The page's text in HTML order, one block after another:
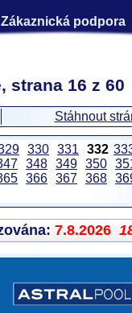
Zákaznická podpora
strana 16 z 60
Stáhnout
330 331 332
348 349 350
366 367 368
7.8.2026